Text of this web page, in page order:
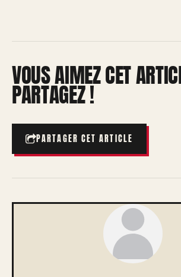
VOUS AIMEZ CET
PARTAGEZ !
PARTAGER CET ARTICLE